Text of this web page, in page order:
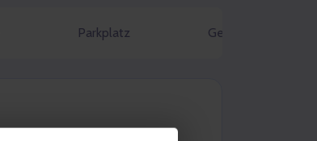
Parkplatz Geschenkgutschein